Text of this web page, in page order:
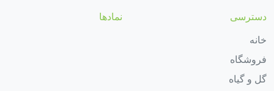
دسترسی
خانه
فروشگاه
گل و گیاه
نمادها